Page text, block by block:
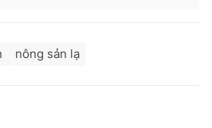
nông sản lạ